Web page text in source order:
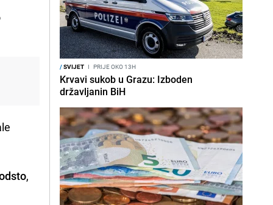
,
/SVIJET I PRIJE OKO 13H
Krvavi sukob u Grazu: Izboden
državljanin BiH